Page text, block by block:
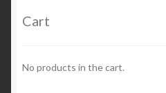
Cart
No products in the cart.